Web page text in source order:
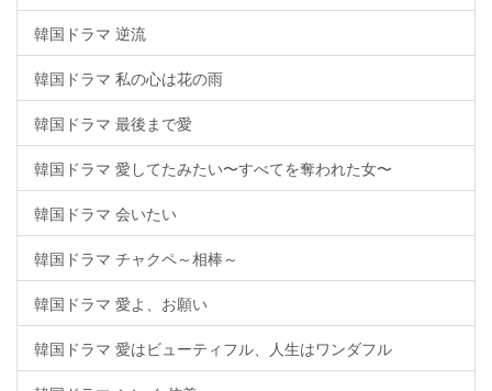
韓国ドラマ 逆流
韓国ドラマ 私の心は花の雨
韓国ドラマ 最後まで愛
韓国ドラマ 愛してたみたい〜すべてを奪われた女〜
韓国ドラマ 会いたい
韓国ドラマ チャクペ～相棒～
韓国ドラマ 愛よ、お願い
韓国ドラマ 愛はビューティフル、人生はワンダフル